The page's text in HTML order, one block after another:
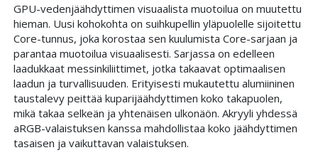
GPU-vedenjäähdyttimen visuaalista muotoilua on muutettu
hieman. Uusi kohokohta on suihkupellin yläpuolelle sijoitettu
Core-tunnus, joka korostaa sen kuulumista Core-sarjaan ja
parantaa muotoilua visuaalisesti. Sarjassa on edelleen
laadukkaat messinkiliittimet, jotka takaavat optimaalisen
laadun ja turvallisuuden. Erityisesti mukautettu alumiininen
taustalevy peittää kuparijäähdyttimen koko takapuolen,
mikä takaa selkeän ja yhtenäisen ulkonäön. Akryyli yhdessä
aRGB-valaistuksen kanssa mahdollistaa koko jäähdyttimen
tasaisen ja vaikuttavan valaistuksen.